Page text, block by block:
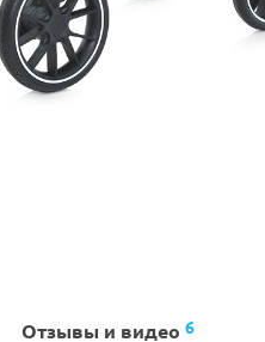
Отзывы и видео 6